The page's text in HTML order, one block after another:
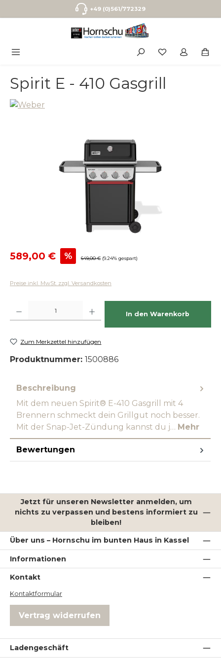
Zum Hauptinhalt springen+49 (0)561/772329
Spirit E - 410 Gasgrill
Verkaufspreis:
589,00 € % Regulärer Preis:
649,00 € (9.24% gespart)
Preise inkl. MwSt. zzgl. Versandkosten
In den Warenkorb
Zum Merkzettel hinzufügen
Produktnummer: 1500886
Beschreibung
Mit dem neuen Spirit® E-410 Gasgrill mit 4
Brennern schmeckt dein Grillgut noch besser.
Mit der Snap-Jet-Zündung kannst du j… Mehr
Bewertungen
Jetzt für unseren Newsletter anmelden, um
nichts zu verpassen und bestens informiert zu
bleiben!
Über uns – Hornschu im bunten Haus in Kassel
Informationen
Kontakt
Kontaktformular
Vertrag widerrufen
Ladengeschäft